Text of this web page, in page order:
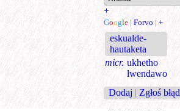
+
Google | Forvo | +
eskualde-
hautaketa
micr. ukhetho
lwendawo
Dodaj | Zgłoś błąd